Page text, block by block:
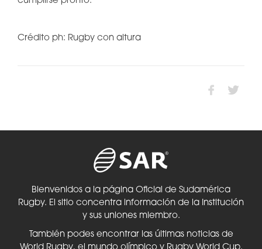
Crédito ph: Rugby con altura
Bienvenidos a la página Oficial de Sudamérica
Rugby. El sitio concentra información de la Institución
y sus uniones miembro.
También podes encontrar las últimas noticias de